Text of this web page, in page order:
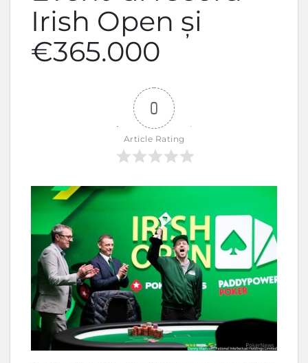
Irish Open și
€365.000
0
Article Rating